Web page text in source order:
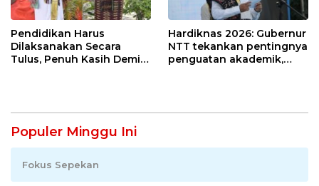
Pendidikan Harus
Dilaksanakan Secara
Tulus, Penuh Kasih Demi
Hardiknas 2026: Gubernur
NTT tekankan pentingnya
penguatan akademik,
Populer Minggu Ini
Fokus Sepekan